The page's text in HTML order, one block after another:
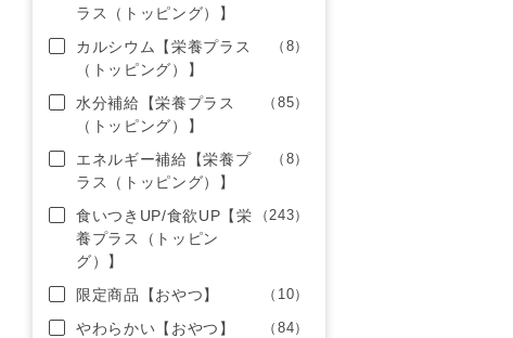
ラス（トッピング）】
カルシウム【栄養プラス
（トッピング）】
（8）
水分補給【栄養プラス
（トッピング）】
（85）
エネルギー補給【栄養プ
ラス（トッピング）】
（8）
食いつきUP/食欲UP【栄
養プラス（トッピン
グ）】
（243）
限定商品【おやつ】 （10）
やわらかい【おやつ】 （84）